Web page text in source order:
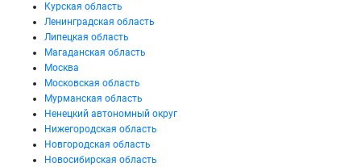
Курская область
Ленинградская область
Липецкая область
Магаданская область
Москва
Московская область
Мурманская область
Ненецкий автономный округ
Нижегородская область
Новгородская область
Новосибирская область